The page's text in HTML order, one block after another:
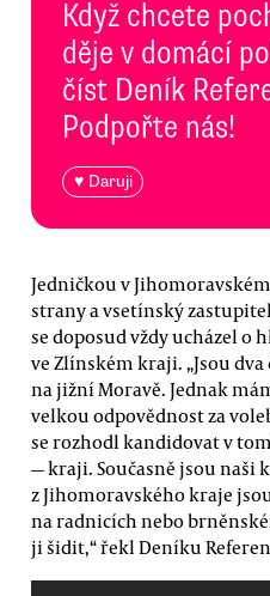
Když chcete
děje v domácí
číst Deník
Podpořte nás!
♥ Daruji
Jedničkou v
strany a vsetínský
se doposud vždy ucházel o
ve Zlínském kraji. „Jsou
na jižní Moravě. Jednak
velkou odpovědnost za
se rozhodl kandidovat v
— kraji. Současně jsou
z Jihomoravského kraje
na radnicích nebo
ji šidit,“ řekl Deníku